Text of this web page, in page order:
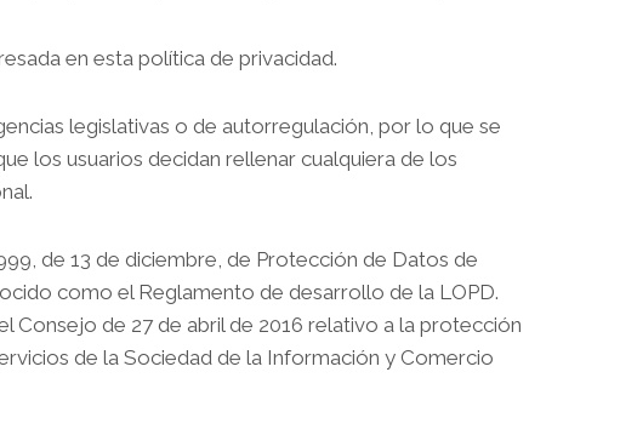
en esta política de privacidad.
legislativas o de autorregulación, por lo que se
los usuarios decidan rellenar cualquiera de los
de 13 de diciembre, de Protección de Datos de
como el Reglamento de desarrollo de la LOPD.
de 27 de abril de 2016 relativo a la protección
de la Sociedad de la Información y Comercio